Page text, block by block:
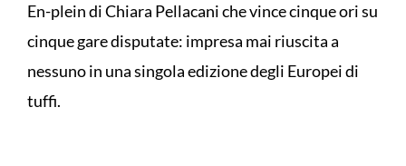
En-plein di Chiara Pellacani che vince cinque ori su
cinque gare disputate: impresa mai riuscita a
nessuno in una singola edizione degli Europei di
tuffi.